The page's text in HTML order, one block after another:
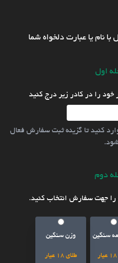
نام یا عبارت دلخواه شما
اول
خود را در کادر زیر درج کنید
کنید تا گزینه ثبت سفارش فعال
دوم
جهت سفارش انتخاب کنید.
سنگین وزن سنگین
طلای 18 عیار